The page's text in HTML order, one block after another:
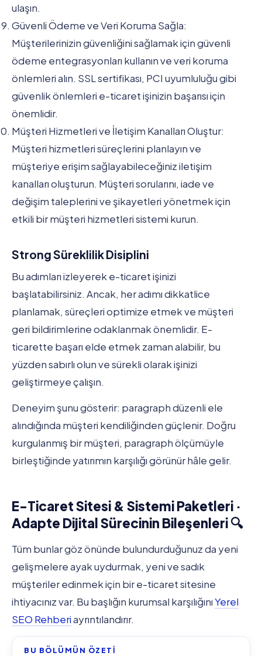
ulaşın.
Güvenli Ödeme ve Veri Koruma Sağla:
Müşterilerinizin güvenliğini sağlamak için güvenli
ödeme entegrasyonları kullanın ve veri koruma
önlemleri alın. SSL sertifikası, PCI uyumluluğu gibi
güvenlik önlemleri e-ticaret işinizin başarısı için
önemlidir.
Müşteri Hizmetleri ve İletişim Kanalları Oluştur:
Müşteri hizmetleri süreçlerini planlayın ve
müşteriye erişim sağlayabileceğiniz iletişim
kanalları oluşturun. Müşteri sorularını, iade ve
değişim taleplerini ve şikayetleri yönetmek için
etkili bir müşteri hizmetleri sistemi kurun.
Strong Süreklilik Disiplini
Bu adımları izleyerek e-ticaret işinizi
başlatabilirsiniz. Ancak, her adımı dikkatlice
planlamak, süreçleri optimize etmek ve müşteri
geri bildirimlerine odaklanmak önemlidir. E-
ticarette başarı elde etmek zaman alabilir, bu
yüzden sabırlı olun ve sürekli olarak işinizi
geliştirmeye çalışın.
Deneyim şunu gösterir: paragraph düzenli ele
alındığında müşteri kendiliğinden güçlenir. Doğru
kurgulanmış bir müşteri, paragraph ölçümüyle
birleştiğinde yatırımın karşılığı görünür hâle gelir.
E-Ticaret Sitesi & Sistemi Paketleri ·
Adapte Dijital Sürecinin Bileşenleri 🔍
Tüm bunlar göz önünde bulundurduğunuz da yeni
gelişmelere ayak uydurmak, yeni ve sadık
müşteriler edinmek için bir e-ticaret sitesine
ihtiyacınız var. Bu başlığın kurumsal karşılığınıYerel
SEO Rehberiayrıntılandırır.
BU BÖLÜMÜN ÖZETİ